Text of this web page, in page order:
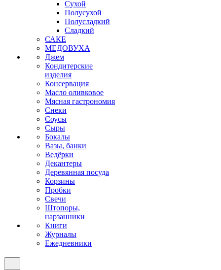
Сухой
Полусухой
Полусладкий
Сладкий
САКЕ
МЕДОВУХА
Джем
Кондитерские
изделия
Консервация
Масло оливковое
Мясная гастрономия
Снеки
Соусы
Сыры
Бокалы
Вазы, банки
Ведёрки
Декантеры
Деревянная посуда
Корзины
Пробки
Свечи
Штопоры,
нарзанники
Книги
Журналы
Ежедневники